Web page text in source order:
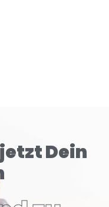
Dein